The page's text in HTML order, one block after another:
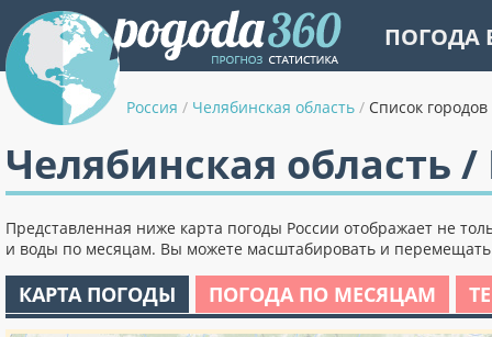
ПОГОДА
Россия / Челябинская область / Список городов
Челябинская область
Представленная ниже карта погоды России отображает не
и воды по месяцам. Вы можете масштабировать и
КАРТА ПОГОДЫ ПОГОДА ПО МЕСЯЦАМ